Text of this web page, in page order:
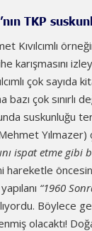
TKP
Kıvılcımlı
karışmasını
çok sayıda
bazı çok sınırlı
suskunluğu
Yılmazer)
ispat etme gibi
hareketle
“1960
Böylece
olacaktı!